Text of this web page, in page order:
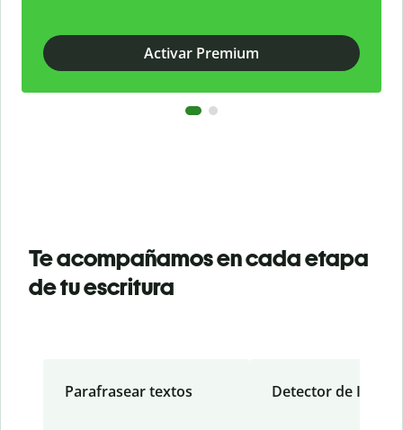
Activar Premium
Te acompañamos en cada etapa
de tu escritura
Parafrasear textos Detector de IA